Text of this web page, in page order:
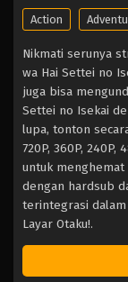
Action
Nikmati serunya
wa Hai Settei no
juga bisa
Settei no Isekai
lupa, tonton
720P, 360P,
untuk menghemat
dengan hardsub
terintegrasi dalam
Layar Otaku!.